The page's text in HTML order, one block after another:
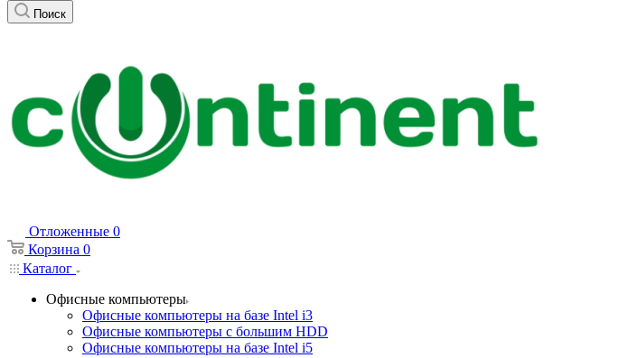
Поиск
Отложенные 0
Корзина 0
Каталог
Офисные компьютеры
Офисные компьютеры на базе Intel i3
Офисные компьютеры с большим HDD
Офисные компьютеры на базе Intel i5